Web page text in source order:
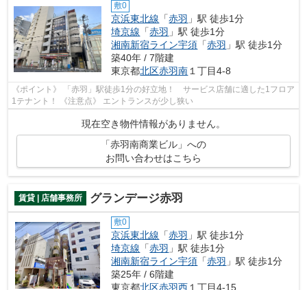
敷0
京浜東北線 「赤羽 」駅 徒歩1分
埼京線 「赤羽 」駅 徒歩1分
湘南新宿ライン宇須 「赤羽 」駅 徒歩1分
築40年 / 7階建
東京都北区赤羽南１丁目4-8
《ポイント》 「赤羽」駅徒歩1分の好立地！ サービス店舗に適した1フロア
1テナント！ 《注意点》 エントランスが少し狭い
現在空き物件情報がありません。
「赤羽南商業ビル」への
お問い合わせはこちら
賃貸 | 店舗事務所 グランデージ赤羽
敷0
京浜東北線 「赤羽 」駅 徒歩1分
埼京線 「赤羽 」駅 徒歩1分
湘南新宿ライン宇須 「赤羽 」駅 徒歩1分
築25年 / 6階建
東京都北区赤羽西 １丁目4-15